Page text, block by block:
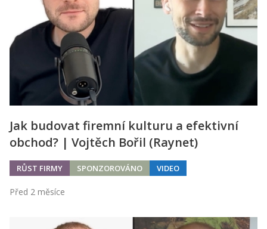
Jak budovat firemní kulturu a efektivní
obchod? | Vojtěch Bořil (Raynet)
RŮST FIRMY SPONZOROVÁNO VIDEO
Před 2 měsíce